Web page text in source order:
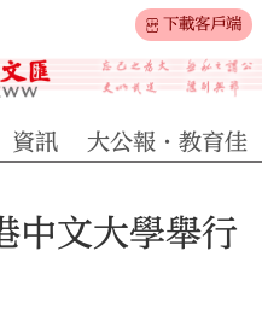
下載客戶端
資訊 大公報·教育佳
中文大學舉行